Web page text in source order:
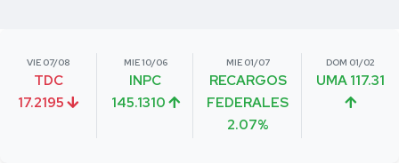
VIE 07/08
TDC
17.2195
MIE 10/06
INPC
145.1310
MIE 01/07
RECARGOS
FEDERALES
2.07%
DOM 01/02
UMA 117.31